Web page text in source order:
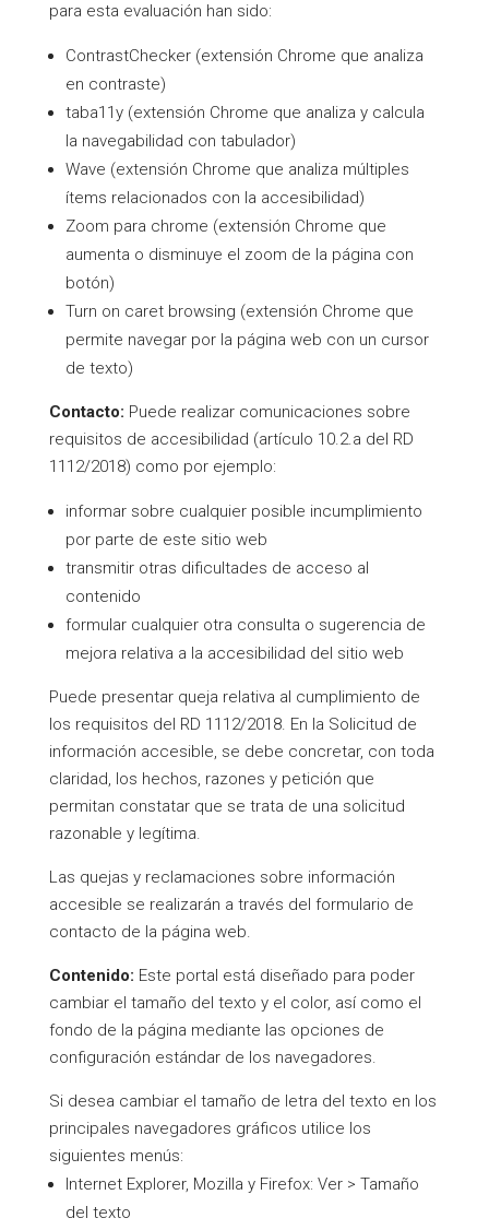
para esta evaluación han sido:
ContrastChecker (extensión Chrome que analiza
en contraste)
taba11y (extensión Chrome que analiza y calcula
la navegabilidad con tabulador)
Wave (extensión Chrome que analiza múltiples
ítems relacionados con la accesibilidad)
Zoom para chrome (extensión Chrome que
aumenta o disminuye el zoom de la página con
botón)
Turn on caret browsing (extensión Chrome que
permite navegar por la página web con un cursor
de texto)
Contacto: Puede realizar comunicaciones sobre
requisitos de accesibilidad (artículo 10.2.a del RD
1112/2018) como por ejemplo:
informar sobre cualquier posible incumplimiento
por parte de este sitio web
transmitir otras dificultades de acceso al
contenido
formular cualquier otra consulta o sugerencia de
mejora relativa a la accesibilidad del sitio web
Puede presentar queja relativa al cumplimiento de
los requisitos del RD 1112/2018. En la Solicitud de
información accesible, se debe concretar, con toda
claridad, los hechos, razones y petición que
permitan constatar que se trata de una solicitud
razonable y legítima.
Las quejas y reclamaciones sobre información
accesible se realizarán a través del formulario de
contacto de la página web.
Contenido: Este portal está diseñado para poder
cambiar el tamaño del texto y el color, así como el
fondo de la página mediante las opciones de
configuración estándar de los navegadores.
Si desea cambiar el tamaño de letra del texto en los
principales navegadores gráficos utilice los
siguientes menús:
Internet Explorer, Mozilla y Firefox: Ver > Tamaño
del texto